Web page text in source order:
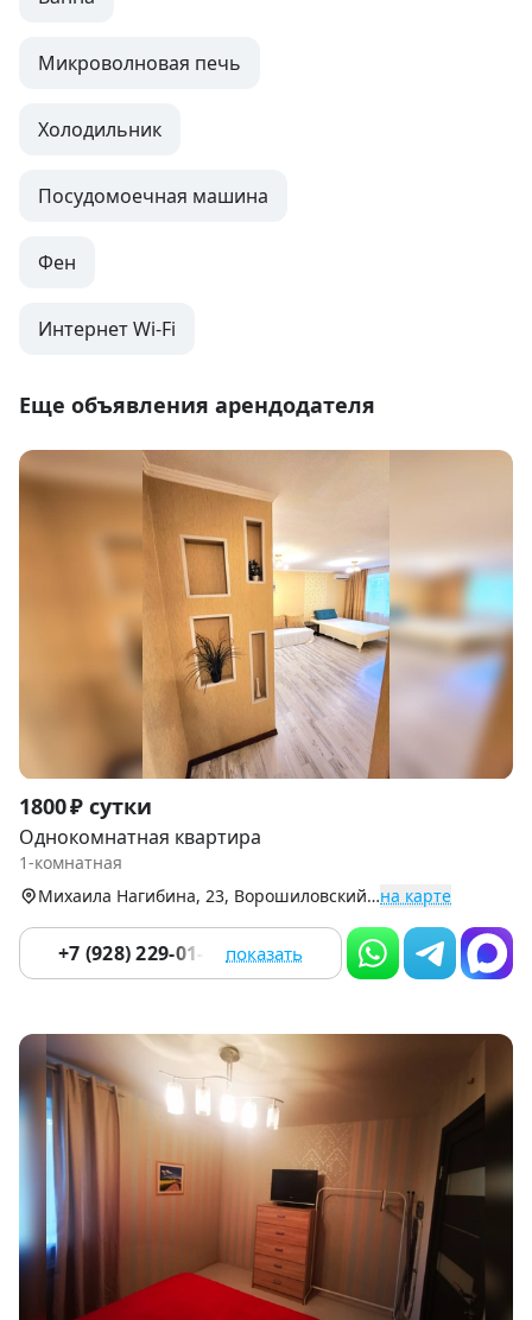
Микроволновая печь
Холодильник
Посудомоечная машина
Фен
Интернет Wi-Fi
Еще объявления арендодателя
Item
1
of
9
1800 ₽ сутки
Однокомнатная квартира
1-комнатная
Михаила Нагибина, 23, Ворошиловский р-нна карте
+7 (928) 229-01-08 показать